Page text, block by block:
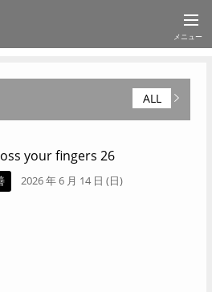
ALL
your fingers 26
2026 年 6 月 14 日 (日)